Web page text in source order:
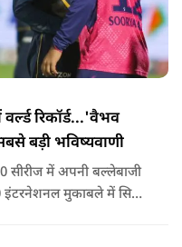
रिकॉर्ड...'वैभव
बड़ी भविष्यवाणी
सीरीज में अपनी बल्लेबाजी
इंटरनेशनल मुकाबले में सिर्फ